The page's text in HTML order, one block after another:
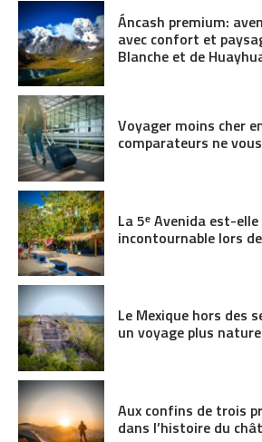
Áncash premium:
avec confort et
Blanche et de
Voyager moins cher
comparateurs ne
La 5ᵉ Avenida est-
incontournable lors
Le Mexique hors des
un voyage plus
Aux confins de trois
dans l’histoire du